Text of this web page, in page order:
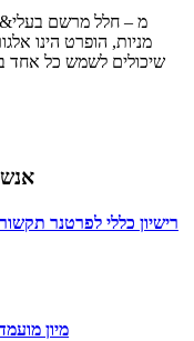
מניות, הופרט הינו
שיכולים לשמש כל אחד
רישיון כללי לפרטנר
מיון